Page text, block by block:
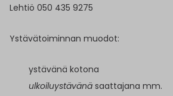
Lehtiö 050 435 9275
Ystävätoiminnan muodot:
ystävänä kotona
ulkoiluystävänä saattajana mm.